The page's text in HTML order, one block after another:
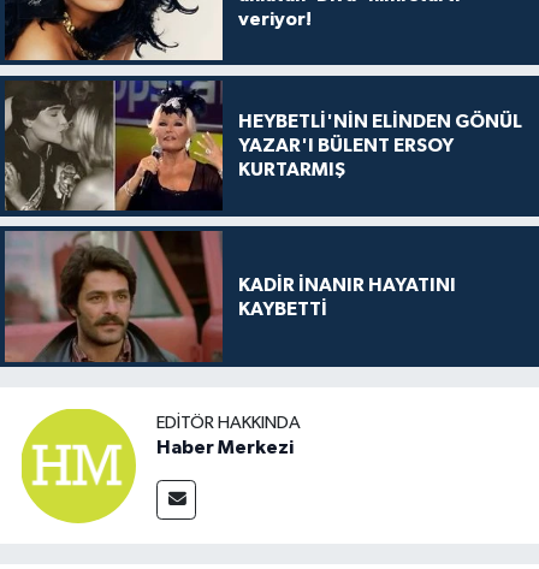
veriyor!
HEYBETLİ'NİN ELİNDEN GÖNÜL
YAZAR'I BÜLENT ERSOY
KURTARMIŞ
KADİR İNANIR HAYATINI
KAYBETTİ
EDITÖR HAKKINDA
Haber Merkezi